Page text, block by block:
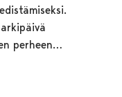
perheen…